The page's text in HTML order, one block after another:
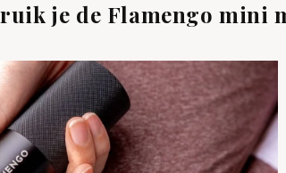
je de Flamengo mini